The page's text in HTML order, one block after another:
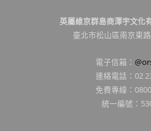
英屬維京群島商澤宇文化
臺北市松山區南京東
電子信箱：
連絡電話：02
免費專線：
統一編號：